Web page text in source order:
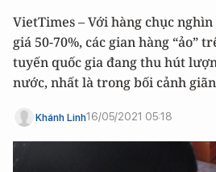
VietTimes – Với hàng chục
giá 50-70%, các gian hàng “ảo”
tuyến quốc gia đang thu hút
nước, nhất là trong bối cảnh
Khánh Linh16/05/2021 05:18